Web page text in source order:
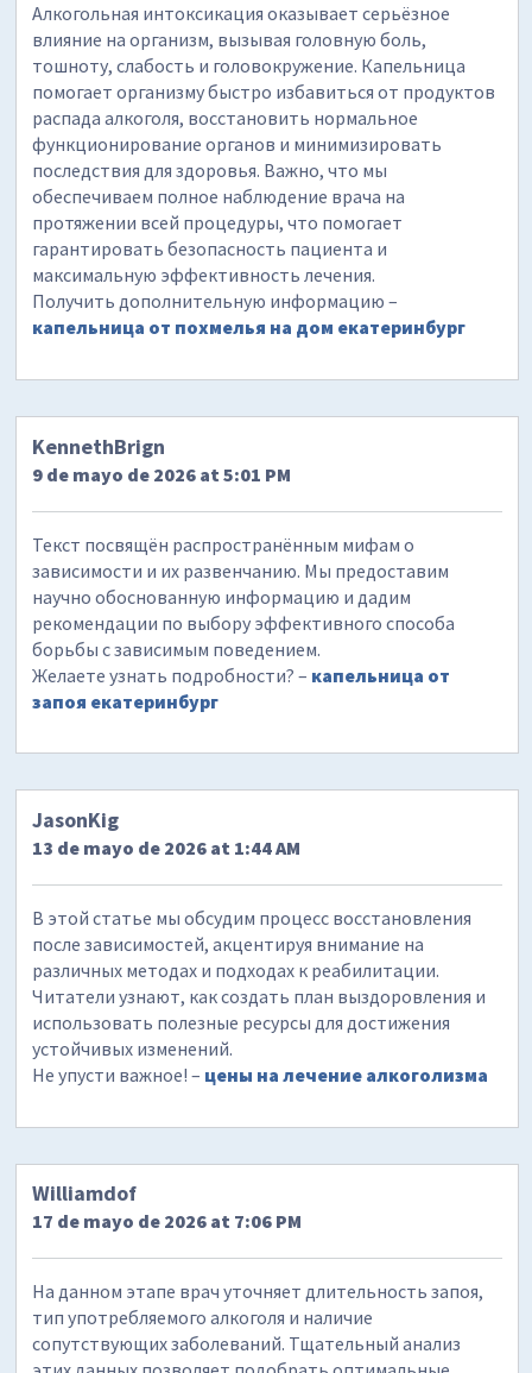
Алкогольная интоксикация оказывает серьёзное
влияние на организм, вызывая головную боль,
тошноту, слабость и головокружение. Капельница
помогает организму быстро избавиться от продуктов
распада алкоголя, восстановить нормальное
функционирование органов и минимизировать
последствия для здоровья. Важно, что мы
обеспечиваем полное наблюдение врача на
протяжении всей процедуры, что помогает
гарантировать безопасность пациента и
максимальную эффективность лечения.
Получить дополнительную информацию –
капельница от похмелья на дом екатеринбург
KennethBrign
9 de mayo de 2026 at 5:01 PM
Текст посвящён распространённым мифам о
зависимости и их развенчанию. Мы предоставим
научно обоснованную информацию и дадим
рекомендации по выбору эффективного способа
борьбы с зависимым поведением.
Желаете узнать подробности? – капельница от
запоя екатеринбург
JasonKig
13 de mayo de 2026 at 1:44 AM
В этой статье мы обсудим процесс восстановления
после зависимостей, акцентируя внимание на
различных методах и подходах к реабилитации.
Читатели узнают, как создать план выздоровления и
использовать полезные ресурсы для достижения
устойчивых изменений.
Не упусти важное! – цены на лечение алкоголизма
Williamdof
17 de mayo de 2026 at 7:06 PM
На данном этапе врач уточняет длительность запоя,
тип употребляемого алкоголя и наличие
сопутствующих заболеваний. Тщательный анализ